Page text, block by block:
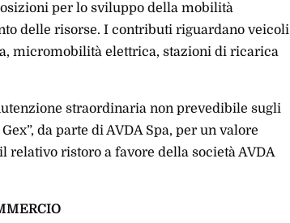
per lo sviluppo della mobilità
delle risorse. I contributi riguardano veicoli
micromobilità elettrica, stazioni di ricarica
straordinaria non prevedibile sugli
da parte di AVDA Spa, per un valore
relativo ristoro a favore della società AVDA